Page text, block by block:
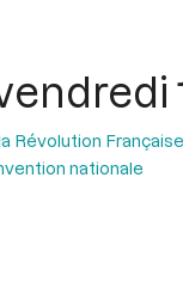
Révolution Française
nationale